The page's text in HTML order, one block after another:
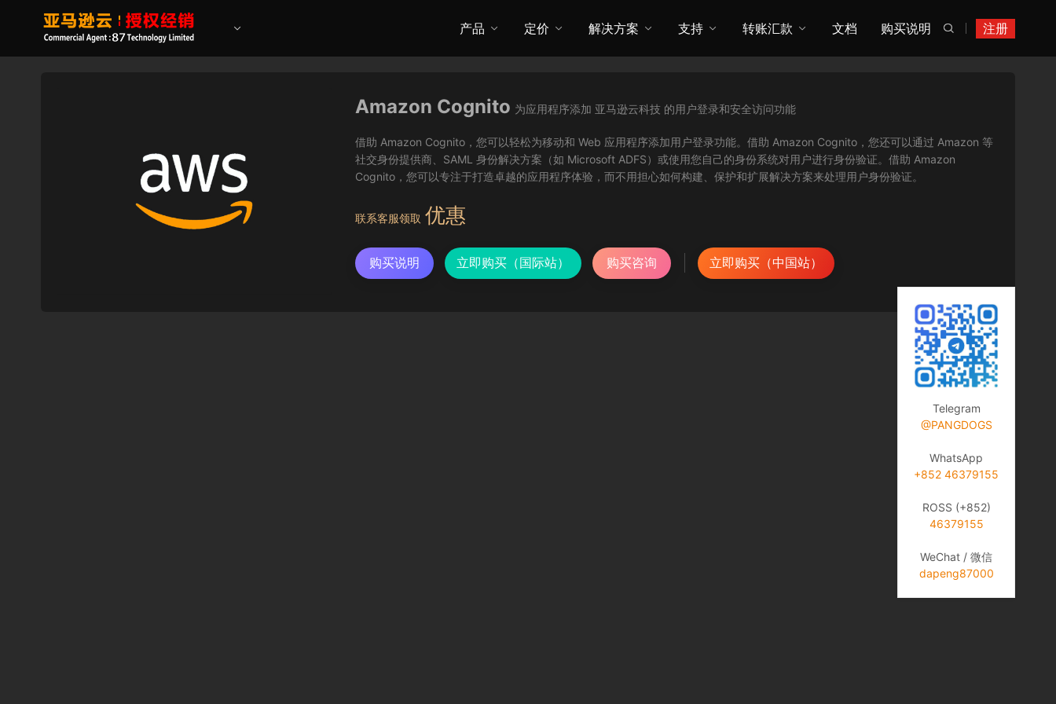
注册

产品 定价 解决方案 支持 转账汇款 文档 购买说明
Amazon Cognito 为应用程序添加 亚马逊云科技 的用户登录和安全访问功能
借助 Amazon Cognito，您可以轻松为移动和 Web 应用程序添加用户登录功能。借助 Amazon Cognito，您还可以通过 Amazon 等
社交身份提供商、SAML 身份解决方案（如 Microsoft ADFS）或使用您自己的身份系统对用户进行身份验证。借助 Amazon
Cognito，您可以专注于打造卓越的应用程序体验，而不用担心如何构建、保护和扩展解决方案来处理用户身份验证。
联系客服领取 优惠
购买说明 立即购买（国际站） 购买咨询 立即购买（中国站）
Telegram
@PANGDOGS
WhatsApp
+852 46379155
ROSS (+852)
46379155
WeChat / 微信
dapeng87000